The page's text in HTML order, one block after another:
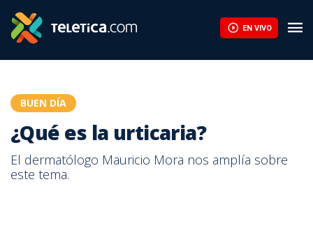
EN VIVO
BUEN DÍA
¿Qué es la urticaria?
El dermatólogo Mauricio Mora nos amplía sobre
este tema.